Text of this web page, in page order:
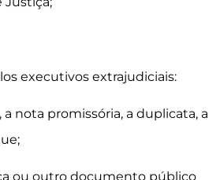
executivos extrajudiciais:
a nota promissória, a duplicata, a
ou outro documento público